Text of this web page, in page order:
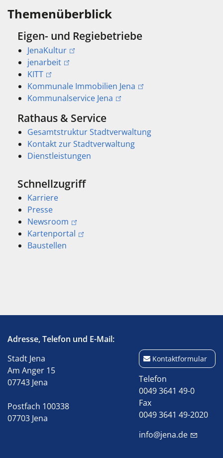
Themenüberblick
Eigen- und Regiebetriebe
JenaKultur
jenarbeit
KITT
Kommunale Immobilien Jena
Kommunalservice Jena
Rathaus & Service
Gesamtstruktur Stadtverwaltung
Kontakt zur Stadtverwaltung
Dienstleistungen
Schnellzugriff
Karriere
Presse
Newsroom
Kartenportal
Baustellen
Adresse, Telefon und E-Mail:
Stadt Jena
Am Anger 15
07743 Jena
Postfach 100338
07703 Jena
Kontaktformular
Telefon
0049 3641 49-0
Fax
0049 3641 49-2020
info@jena.de